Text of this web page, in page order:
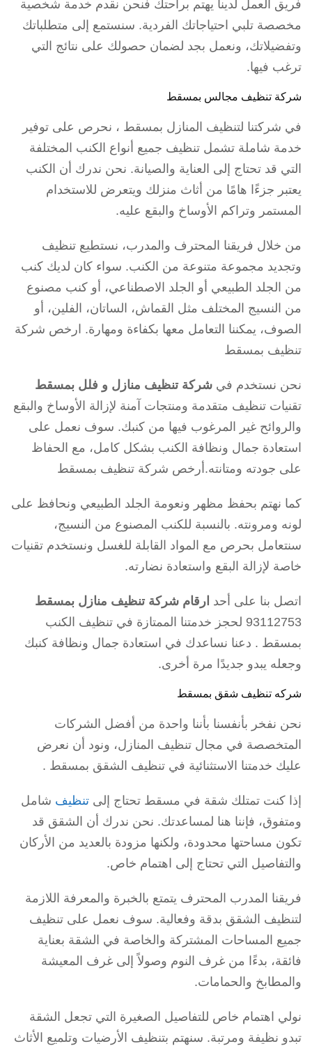
فريق العمل لدينا يهتم براحتك فنحن نقدم خدمة شخصية
مخصصة تلبي احتياجاتك الفردية. سنستمع إلى متطلباتك
وتفضيلاتك، ونعمل بجد لضمان حصولك على نتائج التي
ترغب فيها.
شركة تنظيف مجالس بمسقط
في شركتنا لتنظيف المنازل بمسقط ، نحرص على توفير
خدمة شاملة تشمل تنظيف جميع أنواع الكنب المختلفة
التي قد تحتاج إلى العناية والصيانة. نحن ندرك أن الكنب
يعتبر جزءًا هامًا من أثاث منزلك ويتعرض للاستخدام
المستمر وتراكم الأوساخ والبقع عليه.
من خلال فريقنا المحترف والمدرب، نستطيع تنظيف
وتجديد مجموعة متنوعة من الكنب. سواء كان لديك كنب
من الجلد الطبيعي أو الجلد الاصطناعي، أو كنب مصنوع
من النسيج المختلف مثل القماش، الساتان، الفلين، أو
الصوف، يمكننا التعامل معها بكفاءة ومهارة. ارخص شركة
تنظيف بمسقط
نحن نستخدم في شركة تنظيف منازل و فلل بمسقط
تقنيات تنظيف متقدمة ومنتجات آمنة لإزالة الأوساخ والبقع
والروائح غير المرغوب فيها من كنبك. سوف نعمل على
استعادة جمال ونظافة الكنب بشكل كامل، مع الحفاظ
على جودته ومتانته.أرخص شركة تنظيف بمسقط
كما نهتم بحفظ مظهر ونعومة الجلد الطبيعي ونحافظ على
لونه ومرونته. بالنسبة للكنب المصنوع من النسيج،
سنتعامل بحرص مع المواد القابلة للغسل ونستخدم تقنيات
خاصة لإزالة البقع واستعادة نضارته.
اتصل بنا على أحد ارقام شركة تنظيف منازل بمسقط
93112753 لحجز خدمتنا الممتازة في تنظيف الكنب
بمسقط . دعنا نساعدك في استعادة جمال ونظافة كنبك
وجعله يبدو جديدًا مرة أخرى.
شركه تنظيف شقق بمسقط
نحن نفخر بأنفسنا بأننا واحدة من أفضل الشركات
المتخصصة في مجال تنظيف المنازل، ونود أن نعرض
عليك خدمتنا الاستثنائية في تنظيف الشقق بمسقط .
إذا كنت تمتلك شقة في مسقط تحتاج إلى تنظيف شامل
ومتفوق، فإننا هنا لمساعدتك. نحن ندرك أن الشقق قد
تكون مساحتها محدودة، ولكنها مزودة بالعديد من الأركان
والتفاصيل التي تحتاج إلى اهتمام خاص.
فريقنا المدرب المحترف يتمتع بالخبرة والمعرفة اللازمة
لتنظيف الشقق بدقة وفعالية. سوف نعمل على تنظيف
جميع المساحات المشتركة والخاصة في الشقة بعناية
فائقة، بدءًا من غرف النوم وصولاً إلى غرف المعيشة
والمطابخ والحمامات.
نولي اهتمام خاص للتفاصيل الصغيرة التي تجعل الشقة
تبدو نظيفة ومرتبة. سنهتم بتنظيف الأرضيات وتلميع الأثاث